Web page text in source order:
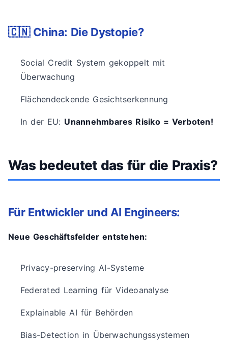
🇨🇳 China: Die Dystopie?
Social Credit System gekoppelt mit
Überwachung
Flächendeckende Gesichtserkennung
In der EU: Unannehmbares Risiko = Verboten!
Was bedeutet das für die Praxis?
Für Entwickler und AI Engineers:
Neue Geschäftsfelder entstehen:
Privacy-preserving AI-Systeme
Federated Learning für Videoanalyse
Explainable AI für Behörden
Bias-Detection in Überwachungssystemen